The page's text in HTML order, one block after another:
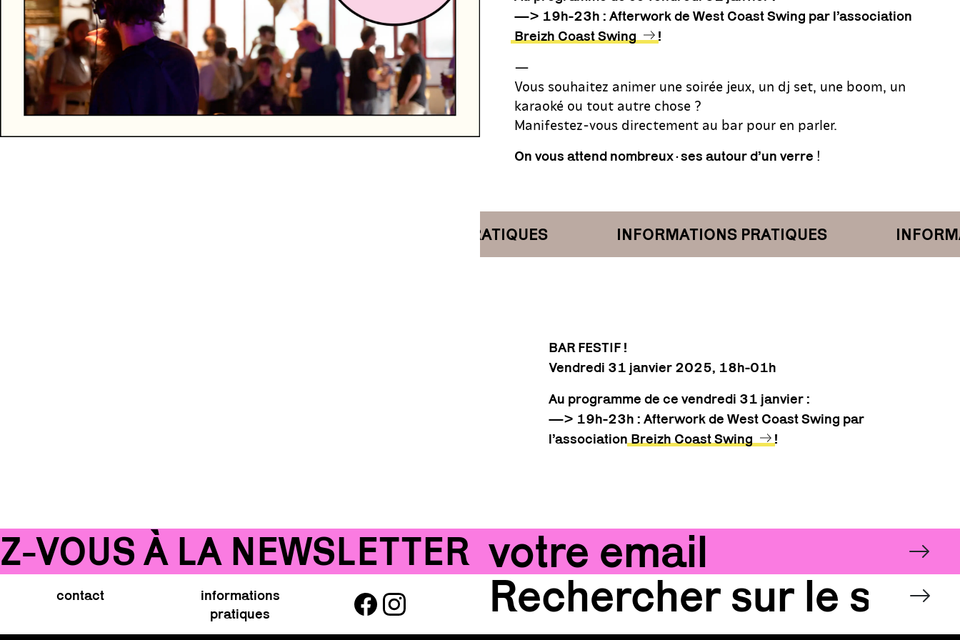
—> 19h-23h : Afterwork de West Coast Swing par l’association
Breizh Coast Swing
!
—
Vous souhaitez animer une soirée jeux, un dj set, une boom, un
karaoké ou tout autre chose ?
Manifestez-vous directement au bar pour en parler.
On vous attend nombreux·ses autour d’un verre !
INFORMATIONS PRATIQUES INFORMATIONS PRATIQUES
BAR FESTIF !
Vendredi 31 janvier 2025, 18h-01h
Au programme de ce vendredi 31 janvier :
—> 19h-23h : Afterwork de West Coast Swing par
l’association Breizh Coast Swing !
VOUS À LA NEWSLETTER !!! ABONNEZ-VOUS À LA
Email
contact
informations
pratiques
facebookinstagram